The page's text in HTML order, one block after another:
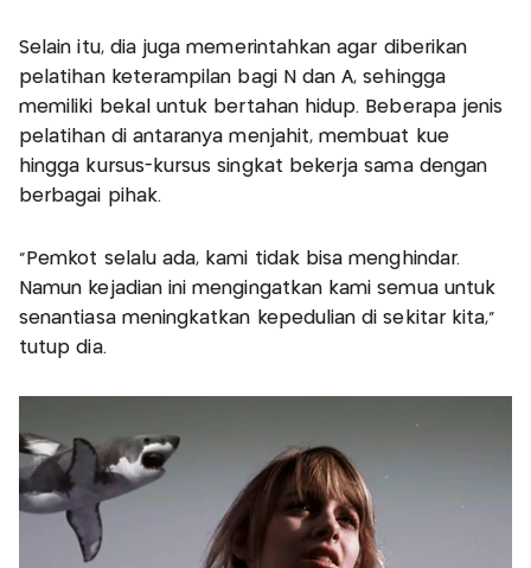
Selain itu, dia juga memerintahkan agar diberikan
pelatihan keterampilan bagi N dan A, sehingga
memiliki bekal untuk bertahan hidup. Beberapa jenis
pelatihan di antaranya menjahit, membuat kue
hingga kursus-kursus singkat bekerja sama dengan
berbagai pihak.
"Pemkot selalu ada, kami tidak bisa menghindar.
Namun kejadian ini mengingatkan kami semua untuk
senantiasa meningkatkan kepedulian di sekitar kita,"
tutup dia.